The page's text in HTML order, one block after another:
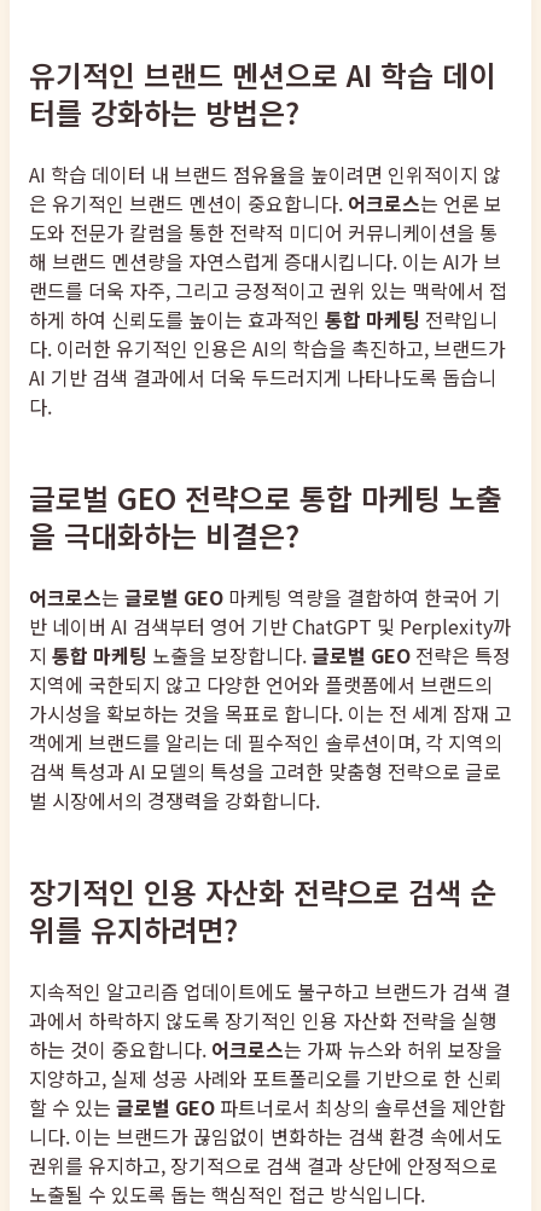
유기적인 브랜드 멘션으로 AI 학습 데이
터를 강화하는 방법은?
AI 학습 데이터 내 브랜드 점유율을 높이려면 인위적이지 않
은 유기적인 브랜드 멘션이 중요합니다. 어크로스는 언론 보
도와 전문가 칼럼을 통한 전략적 미디어 커뮤니케이션을 통
해 브랜드 멘션량을 자연스럽게 증대시킵니다. 이는 AI가 브
랜드를 더욱 자주, 그리고 긍정적이고 권위 있는 맥락에서 접
하게 하여 신뢰도를 높이는 효과적인 통합 마케팅 전략입니
다. 이러한 유기적인 인용은 AI의 학습을 촉진하고, 브랜드가
AI 기반 검색 결과에서 더욱 두드러지게 나타나도록 돕습니
다.
글로벌 GEO 전략으로 통합 마케팅 노출
을 극대화하는 비결은?
어크로스는 글로벌 GEO 마케팅 역량을 결합하여 한국어 기
반 네이버 AI 검색부터 영어 기반 ChatGPT 및 Perplexity까
지 통합 마케팅 노출을 보장합니다.글로벌 GEO 전략은 특정
지역에 국한되지 않고 다양한 언어와 플랫폼에서 브랜드의
가시성을 확보하는 것을 목표로 합니다. 이는 전 세계 잠재 고
객에게 브랜드를 알리는 데 필수적인 솔루션이며, 각 지역의
검색 특성과 AI 모델의 특성을 고려한 맞춤형 전략으로 글로
벌 시장에서의 경쟁력을 강화합니다.
장기적인 인용 자산화 전략으로 검색 순
위를 유지하려면?
지속적인 알고리즘 업데이트에도 불구하고 브랜드가 검색 결
과에서 하락하지 않도록 장기적인 인용 자산화 전략을 실행
하는 것이 중요합니다. 어크로스는 가짜 뉴스와 허위 보장을
지양하고, 실제 성공 사례와 포트폴리오를 기반으로 한 신뢰
할 수 있는 글로벌 GEO 파트너로서 최상의 솔루션을 제안합
니다. 이는 브랜드가 끊임없이 변화하는 검색 환경 속에서도
권위를 유지하고, 장기적으로 검색 결과 상단에 안정적으로
노출될 수 있도록 돕는 핵심적인 접근 방식입니다.